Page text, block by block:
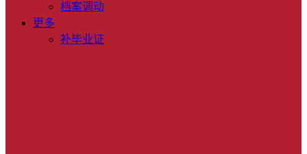
档案调动
更多
补毕业证